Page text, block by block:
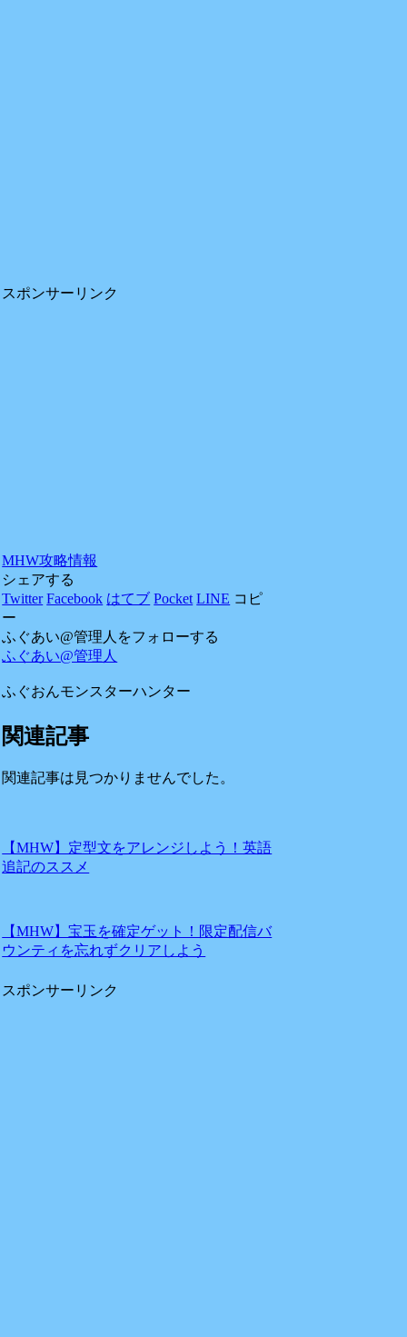
スポンサーリンク
MHW攻略情報
シェアする
Twitter Facebook はてブ Pocket LINE コピ
ー
ふぐあい@管理人をフォローする
ふぐあい@管理人
ふぐおんモンスターハンター
関連記事
関連記事は見つかりませんでした。
【MHW】定型文をアレンジしよう！英語
追記のススメ
【MHW】宝玉を確定ゲット！限定配信バ
ウンティを忘れずクリアしよう
スポンサーリンク